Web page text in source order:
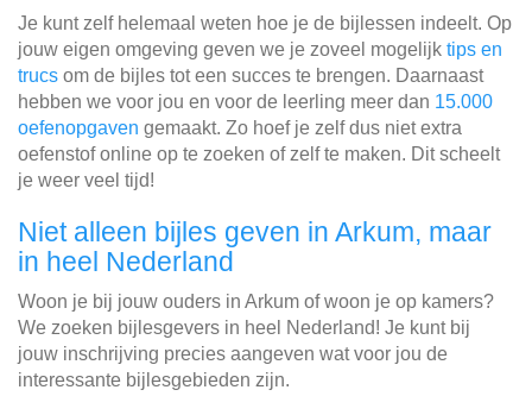
Je kunt zelf helemaal weten hoe je de bijlessen indeelt. Op
jouw eigen omgeving geven we je zoveel mogelijk tips en
trucs om de bijles tot een succes te brengen. Daarnaast
hebben we voor jou en voor de leerling meer dan 15.000
oefenopgaven gemaakt. Zo hoef je zelf dus niet extra
oefenstof online op te zoeken of zelf te maken. Dit scheelt
je weer veel tijd!
Niet alleen bijles geven in Arkum, maar
in heel Nederland
Woon je bij jouw ouders in Arkum of woon je op kamers?
We zoeken bijlesgevers in heel Nederland! Je kunt bij
jouw inschrijving precies aangeven wat voor jou de
interessante bijlesgebieden zijn.